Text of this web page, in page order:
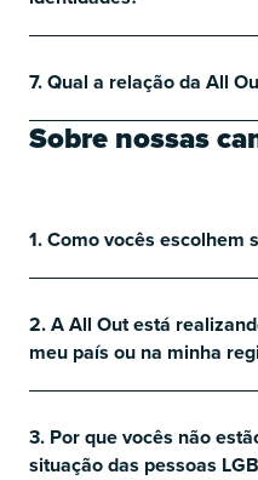
7. Qual a relação da All
Sobre nossas
1. Como vocês escolhem
2. A All Out está
meu país ou na minha
3. Por que vocês não
situação das pessoas